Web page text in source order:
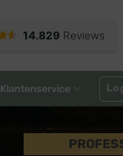
Klantenservice